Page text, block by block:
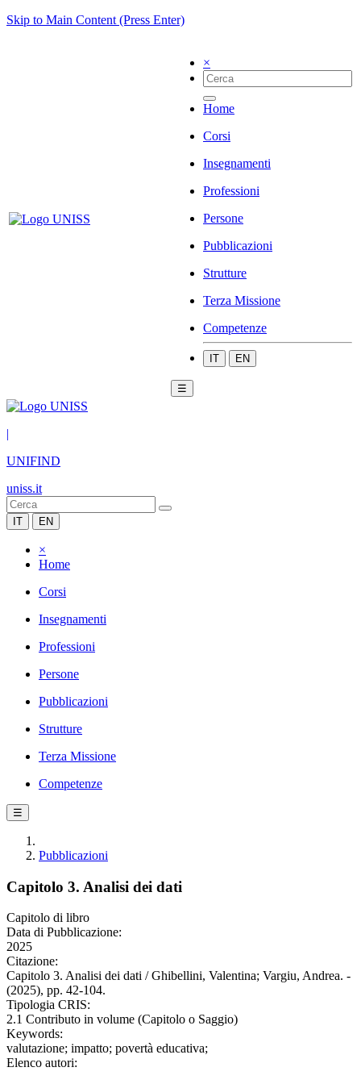
Skip to Main Content (Press Enter)
×
Home
Corsi
Insegnamenti
Professioni
Persone
Pubblicazioni
Strutture
Terza Missione
Competenze
IT EN
☰
|
UNIFIND
uniss.it
IT EN
×
Home
Corsi
Insegnamenti
Professioni
Persone
Pubblicazioni
Strutture
Terza Missione
Competenze
☰
Pubblicazioni
Capitolo 3. Analisi dei dati
Capitolo di libro
Data di Pubblicazione:
2025
Citazione:
Capitolo 3. Analisi dei dati / Ghibellini, Valentina; Vargiu, Andrea. -
(2025), pp. 42-104.
Tipologia CRIS:
2.1 Contributo in volume (Capitolo o Saggio)
Keywords:
valutazione; impatto; povertà educativa;
Elenco autori: